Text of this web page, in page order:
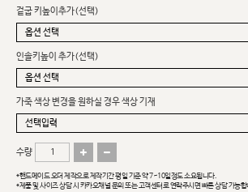
겉굽 키높이추가(선택)
인솔키높이 추가(선택)
가죽 색상 변경을 원하실 경우 색상 기재
수량
*핸드메이드 오더 제작으로 제작기간 평일 기준 약 7~10일정도 소요됩니다.
*제품 및 사이즈 상담 시 카카오채널 문의 또는 고객센터로 연락주시면 빠른 상담 가능합